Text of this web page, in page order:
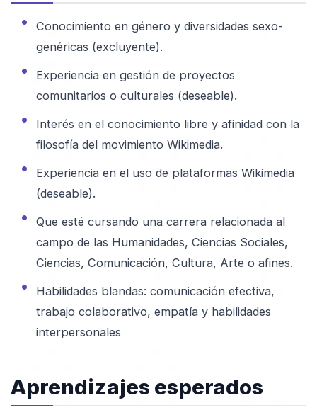
Conocimiento en género y diversidades sexo-
genéricas (excluyente).
Experiencia en gestión de proyectos
comunitarios o culturales (deseable).
Interés en el conocimiento libre y afinidad con la
filosofía del movimiento Wikimedia.
Experiencia en el uso de plataformas Wikimedia
(deseable).
Que esté cursando una carrera relacionada al
campo de las Humanidades, Ciencias Sociales,
Ciencias, Comunicación, Cultura, Arte o afines.
Habilidades blandas: comunicación efectiva,
trabajo colaborativo, empatía y habilidades
interpersonales
Aprendizajes esperados